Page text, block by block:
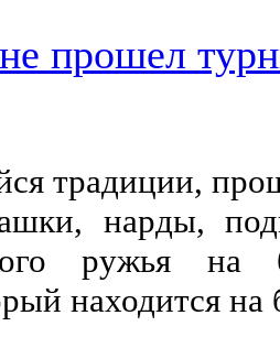
традиции,
нарды,
ружья на
находится на